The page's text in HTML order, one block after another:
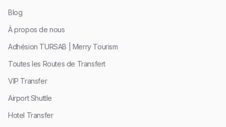
Blog
À propos de nous
Adhésion TURSAB | Merry Tourism
Toutes les Routes de Transfert
VIP Transfer
Airport Shuttle
Hotel Transfer